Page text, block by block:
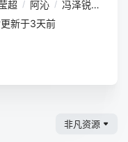
超 / 阿沁 / 冯泽锐
新于3天前
非凡资源